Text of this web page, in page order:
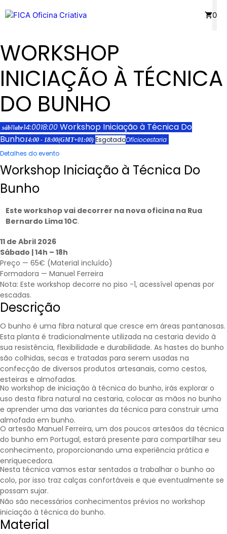
para
conteúdo
0
WORKSHOP
INICIAÇÃO À TÉCNICA
DO BUNHO
sáb11abr14:0018:00 Workshop Iniciação à Técnica Do
Bunho14:00 - 18:00(GMT+01:00) EsgotadoOfíciocestaria
Detalhes do evento
Workshop Iniciação à Técnica Do
Bunho
Este workshop vai decorrer na nova oficina na Rua
Bernardo Lima 10C.
11 de Abril 2026
Sábado | 14h – 18h
Preço — 65€ (Material incluído)
Formadora — Manuel Ferreira
Nota: Este workshop decorre no piso -1, acessível apenas por
escadas.
Descrição
O bunho é uma fibra natural que cresce em áreas pantanosas.
Esta planta é tradicionalmente utilizada na cestaria devido à
sua resistência, flexibilidade e durabilidade. As hastes do bunho
são colhidas, secas e tratadas para serem usadas na
confecção de diversos produtos artesanais, como cestos,
esteiras e almofadas.
No workshop de iniciação à técnica do bunho, irás explorar o
uso desta fibra natural na cestaria, colocar as mãos no bunho
e aprender uma das variantes da técnica para construir uma
almofada em bunho.
O artesão Manuel Ferreira, um dos poucos artesãos da técnica
do bunho em Portugal, estará presente para compartilhar seu
conhecimento, proporcionando uma experiência prática e
enriquecedora.
Nesta técnica vamos estar sentados a trabalhar o bunho ao
colo, por isso traz calças confortáveis e que eventualmente se
possam sujar.
Não são necessários conhecimentos prévios no workshop
iniciação à técnica do bunho.
Material